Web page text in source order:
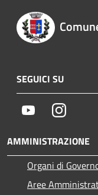
SEGUICI SU
Youtube
AMMINISTRAZIONE
Organi di
Aree